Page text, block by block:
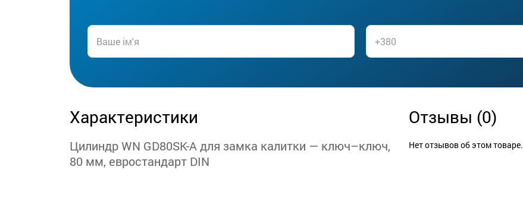
Характеристики
Цилиндр WN GD80SK-A для замка калитки — ключ–ключ,
80 мм, евростандарт DIN
Отзывы (0)
Нет отзывов об этом товаре.